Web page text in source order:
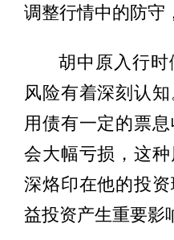
调整行情中的防守
胡中原入行
风险有着深刻认
用债有一定的票
会大幅亏损，这
深烙印在他的投
益投资产生重要影